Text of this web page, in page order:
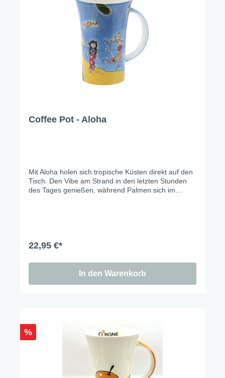
Coffee Pot - Aloha
Mit Aloha holen sich tropische Küsten direkt auf den
Tisch. Den Vibe am Strand in den letzten Stunden
des Tages genießen, während Palmen sich im
22,95 €*
In den Warenkorb
%